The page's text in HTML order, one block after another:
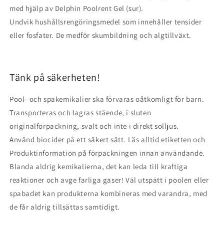
med hjälp av Delphin Poolrent Gel (sur).
Undvik hushållsrengöringsmedel som innehåller tensider
eller fosfater. De medför skumbildning och algtillväxt.
Tänk på säkerheten!
Pool- och spakemikalier ska förvaras oåtkomligt för barn.
Transporteras och lagras stående, i sluten
originalförpackning, svalt och inte i direkt solljus.
Använd biocider på ett säkert sätt. Läs alltid etiketten och
Produktinformation på förpackningen innan användande.
Blanda aldrig kemikalierna, det kan leda till kraftiga
reaktioner och avge farliga gaser! Väl utspätt i poolen eller
spabadet kan produkterna kombineras med varandra, med
de får aldrig tillsättas samtidigt.